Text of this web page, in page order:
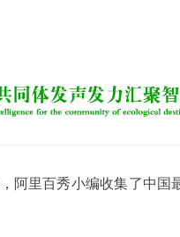
阿里百秀小编收集了中国